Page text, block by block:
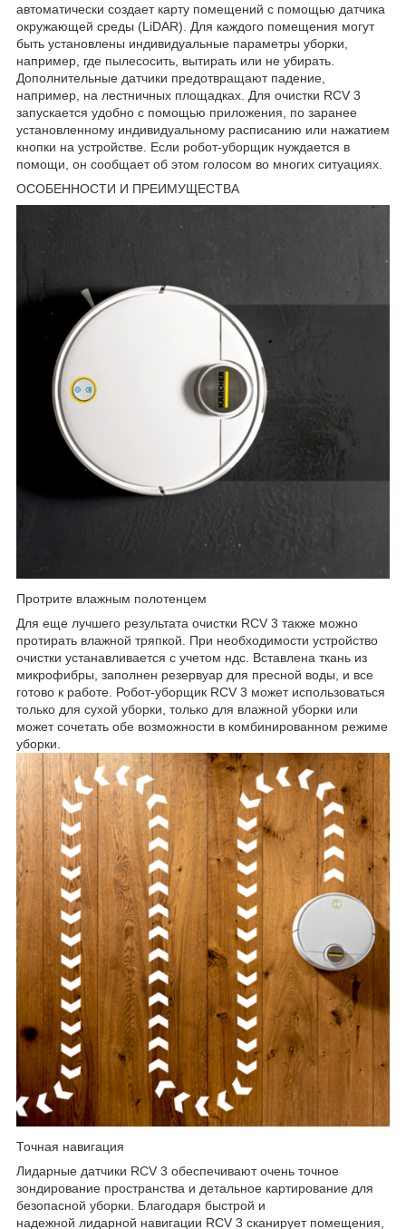
автоматически создает карту помещений с помощью датчика
окружающей среды (LiDAR). Для каждого помещения могут
быть установлены индивидуальные параметры уборки,
например, где пылесосить, вытирать или не убирать.
Дополнительные датчики предотвращают падение,
например, на лестничных площадках. Для очистки RCV 3
запускается удобно с помощью приложения, по заранее
установленному индивидуальному расписанию или нажатием
кнопки на устройстве. Если робот-уборщик нуждается в
помощи, он сообщает об этом голосом во многих ситуациях.
ОСОБЕННОСТИ И ПРЕИМУЩЕСТВА
Протрите влажным полотенцем
Для еще лучшего результата очистки RCV 3 также можно
протирать влажной тряпкой. При необходимости устройство
очистки устанавливается с учетом ндс. Вставлена ткань из
микрофибры, заполнен резервуар для пресной воды, и все
готово к работе. Робот-уборщик RCV 3 может использоваться
только для сухой уборки, только для влажной уборки или
может сочетать обе возможности в комбинированном режиме
уборки.
Точная навигация
Лидарные датчики RCV 3 обеспечивают очень точное
зондирование пространства и детальное картирование для
безопасной уборки. Благодаря быстрой и
надежной лидарной навигации RCV 3 сканирует помещения,